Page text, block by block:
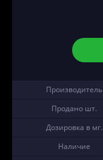
Производитель
Продано шт.
Дозировка в мг.
Наличие